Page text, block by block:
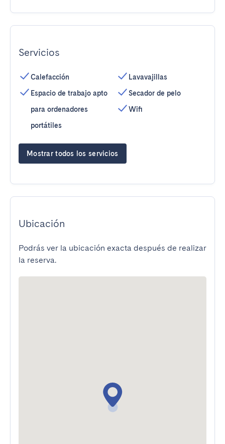
Servicios
Calefacción
Espacio de trabajo apto
para ordenadores
portátiles
Lavavajillas
Secador de pelo
Wifi
Mostrar todos los servicios
Ubicación
Podrás ver la ubicación exacta después de realizar
la reserva.